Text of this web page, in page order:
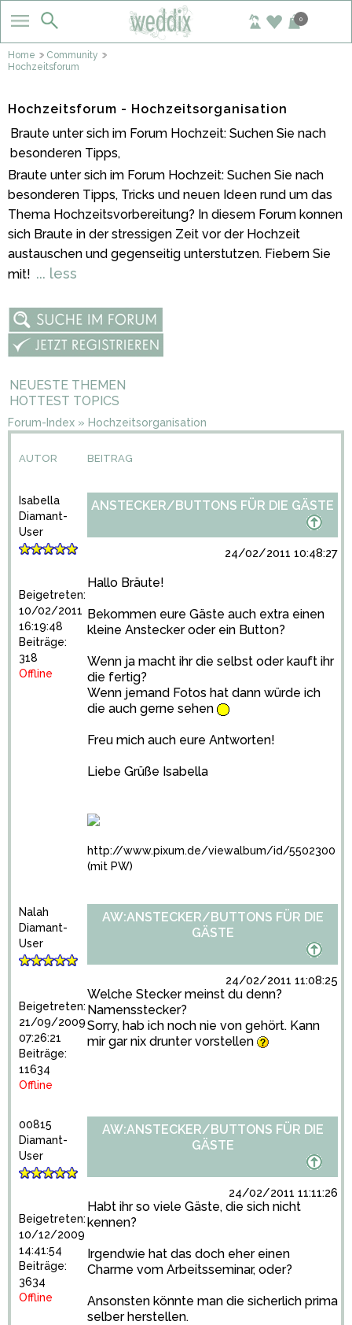
0
Home
Community
Hochzeitsforum
Hochzeitsforum - Hochzeitsorganisation
Braute unter sich im Forum Hochzeit: Suchen Sie nach
besonderen Tipps,
Braute unter sich im Forum Hochzeit: Suchen Sie nach
besonderen Tipps, Tricks und neuen Ideen rund um das
Thema Hochzeitsvorbereitung? In diesem Forum konnen
sich Braute in der stressigen Zeit vor der Hochzeit
austauschen und gegenseitig unterstutzen. Fiebern Sie
mit! ... less
NEUESTE THEMEN
HOTTEST TOPICS
Forum-Index » Hochzeitsorganisation
AUTOR BEITRAG
Isabella
Diamant-
User
Beigetreten:
10/02/2011
16:19:48
Beiträge:
318
Offline
ANSTECKER/BUTTONS FÜR DIE GÄSTE
24/02/2011 10:48:27
Hallo Bräute!
Bekommen eure Gäste auch extra einen
kleine Anstecker oder ein Button?
Wenn ja macht ihr die selbst oder kauft ihr
die fertig?
Wenn jemand Fotos hat dann würde ich
die auch gerne sehen
Freu mich auch eure Antworten!
Liebe Grüße Isabella
http://www.pixum.de/viewalbum/id/5502300
(mit PW)
Nalah
Diamant-
User
Beigetreten:
21/09/2009
07:26:21
Beiträge:
11634
Offline
AW:ANSTECKER/BUTTONS FÜR DIE
GÄSTE
24/02/2011 11:08:25
Welche Stecker meinst du denn?
Namensstecker?
Sorry, hab ich noch nie von gehört. Kann
mir gar nix drunter vorstellen
00815
Diamant-
User
Beigetreten:
10/12/2009
14:41:54
Beiträge:
3634
Offline
AW:ANSTECKER/BUTTONS FÜR DIE
GÄSTE
24/02/2011 11:11:26
Habt ihr so viele Gäste, die sich nicht
kennen?
Irgendwie hat das doch eher einen
Charme vom Arbeitsseminar, oder?
Ansonsten könnte man die sicherlich prima
selber herstellen.